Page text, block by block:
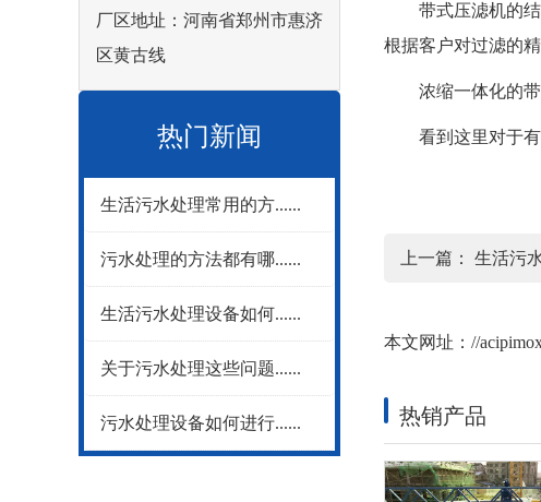
厂区地址：河南省郑州市惠济
区黄古线
热门新闻
生活污水处理常用的方......
污水处理的方法都有哪......
生活污水处理设备如何......
关于污水处理这些问题......
污水处理设备如何进行......
带式压滤机的结
根据客户对过滤的
浓缩一体化的带
看到这里对于有
上一篇： 生活污
本文网址： //
热销产品